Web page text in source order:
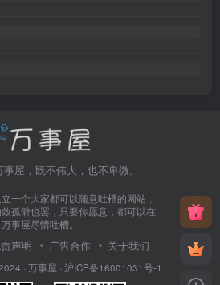
屋，既不伟大，也不卑微。
一个大家都可以随意吐槽的网站，
孤僻也罢，只要你愿意，都可以在
万事屋尽情吐槽。
声明 广告合作 关于我们
· 万事屋 · 沪ICP备16001031号-1